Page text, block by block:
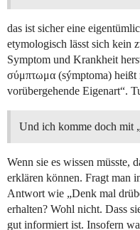
das ist sicher eine
etymologisch lässt sich kein
Symptom und Krankheit
σύμπτωμα (sýmptoma) heißt
vorübergehende Eigenart“.
Und ich komme doch mit
Wenn sie es wissen müsste,
erklären können. Fragt man
Antwort wie „Denk mal
erhalten? Wohl nicht. Dass
gut informiert ist. Insofern